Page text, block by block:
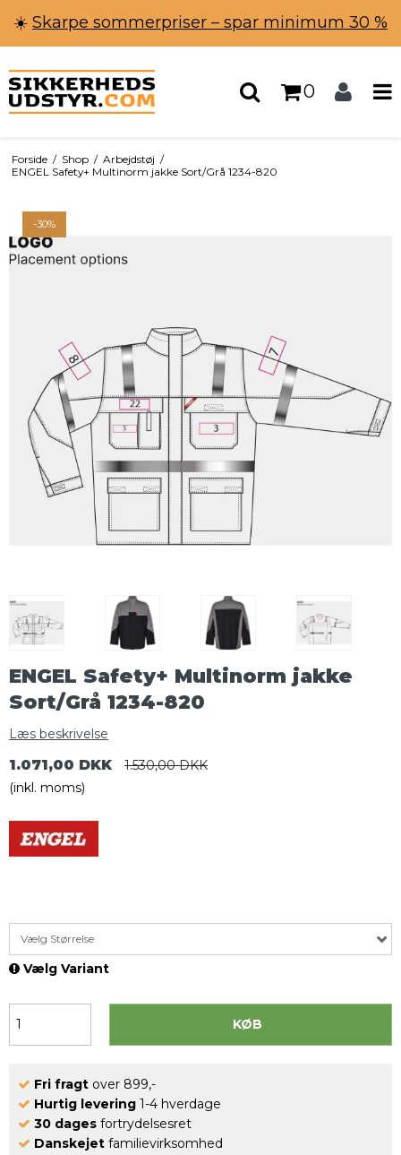
☀️ Skarpe sommerpriser – spar minimum 30 %
0
Forside / Shop / Arbejdstøj /
ENGEL Safety+ Multinorm jakke Sort/Grå 1234-820
-30%
ENGEL Safety+ Multinorm jakke
Sort/Grå 1234-820
Læs beskrivelse
1.071,00 DKK
1.530,00 DKK
(inkl. moms)
Vælg Størrelse
Vælg Variant
KØB
Fri fragt over 899,-
Hurtig levering 1-4 hverdage
30 dages fortrydelsesret
Danskejet familievirksomhed